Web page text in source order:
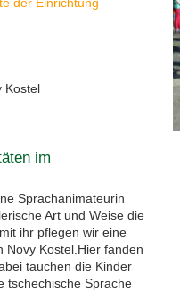
Kostel
im
Sprachanimateurin
Art und Weise die
ihr pflegen wir eine
Novy Kostel.Hier fanden
tauchen die Kinder
tschechische Sprache